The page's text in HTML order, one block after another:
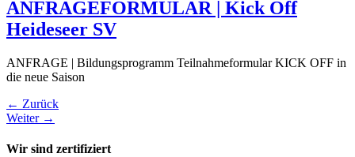
ANFRAGEFORMULAR | Kick Off
Heideseer SV
ANFRAGE | Bildungsprogramm Teilnahmeformular KICK OFF in
die neue Saison
← Zurück
Weiter →
Wir sind zertifiziert